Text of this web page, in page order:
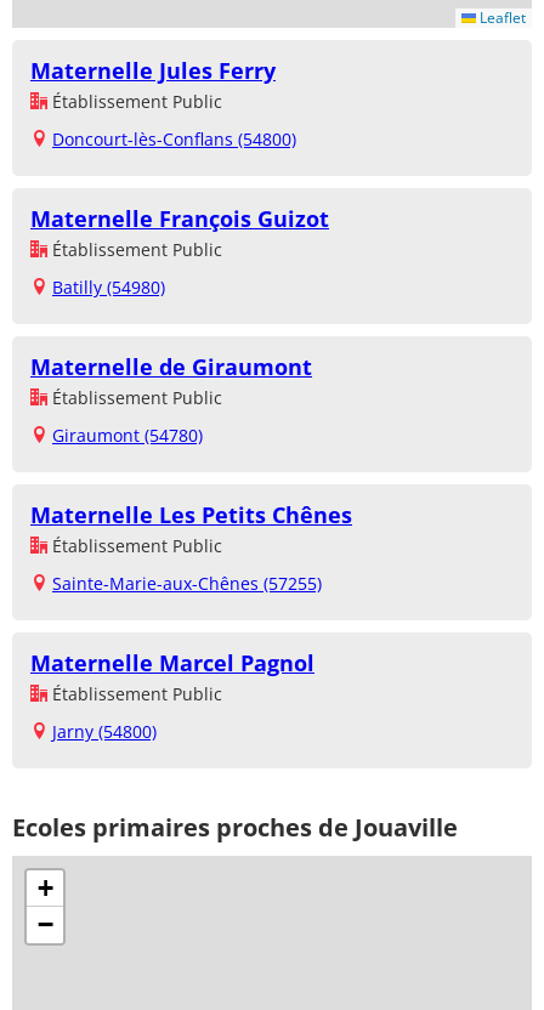
Leaflet
Maternelle Jules Ferry
Établissement Public
Doncourt-lès-Conflans (54800)
Maternelle François Guizot
Établissement Public
Batilly (54980)
Maternelle de Giraumont
Établissement Public
Giraumont (54780)
Maternelle Les Petits Chênes
Établissement Public
Sainte-Marie-aux-Chênes (57255)
Maternelle Marcel Pagnol
Établissement Public
Jarny (54800)
Ecoles primaires proches de Jouaville
+
−